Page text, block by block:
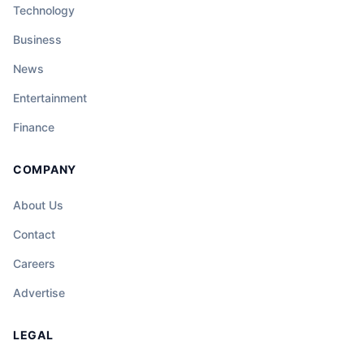
Technology
Business
News
Entertainment
Finance
COMPANY
About Us
Contact
Careers
Advertise
LEGAL